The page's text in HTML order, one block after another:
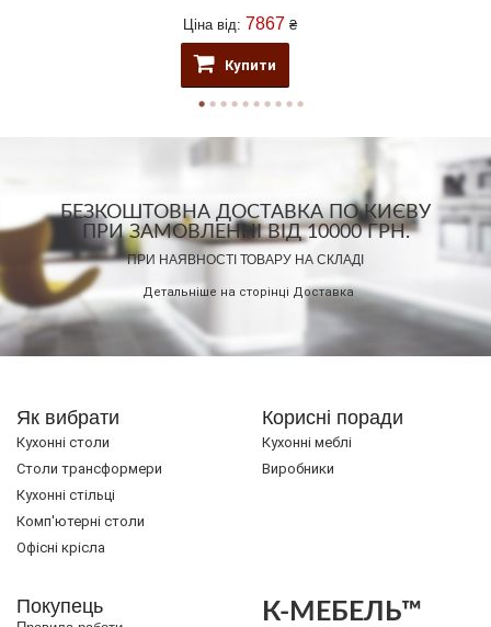
Ціна від: 7867 ₴
Купити
БЕЗКОШТОВНА ДОСТАВКА ПО КИЄВУ
ПРИ ЗАМОВЛЕННІ ВІД 10000 ГРН.
ПРИ НАЯВНОСТІ ТОВАРУ НА СКЛАДІ
Детальніше на сторінці Доставка
Як вибрати
Кухонні столи
Cтоли трансформери
Кухонні стільці
Комп'ютерні столи
Офісні крісла
Корисні поради
Кухонні меблі
Виробники
Покупець К-МЕБЕЛЬ™